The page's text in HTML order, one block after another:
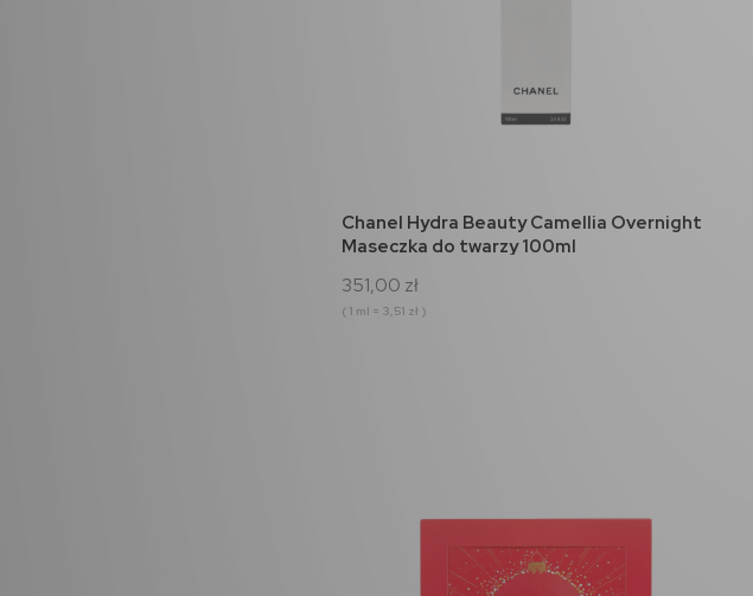
do koszyka
Chanel Hydra Beauty Camellia Overnight
Maseczka do twarzy 100ml
351,00 zł
( 1 ml = 3,51 zł )